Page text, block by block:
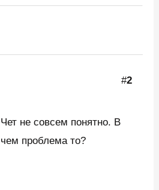
#2
Чет не совсем понятно. В
чем проблема то?